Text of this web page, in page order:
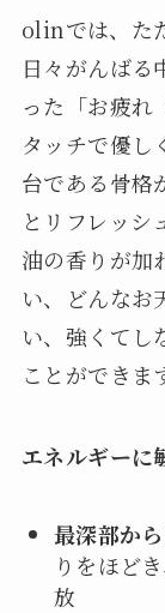
olinでは、た
日々がんばる
った「お疲れ
タッチで優し
台である骨格
とリフレッシ
油の香りが加
い、どんなお
い、強くてし
ことができま
エネルギー
最深部か
りをほど
放